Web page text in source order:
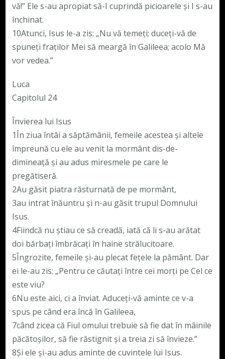
vă!” Ele s-au apropiat să-I cuprindă picioarele şi I s-au
închinat.
10Atunci, Isus le-a zis: „Nu vă temeţi; duceţi-vă de
spuneţi fraţilor Mei să meargă în Galileea; acolo Mă
vor vedea.”
Luca
Capitolul 24
Învierea lui Isus
1În ziua întâi a săptămânii, femeile acestea şi altele
împreună cu ele au venit la mormânt dis-de-
dimineaţă şi au adus miresmele pe care le
pregătiseră.
2Au găsit piatra răsturnată de pe mormânt,
3au intrat înăuntru şi n-au găsit trupul Domnului
Isus.
4Fiindcă nu ştiau ce să creadă, iată că li s-au arătat
doi bărbaţi îmbrăcaţi în haine strălucitoare.
5Îngrozite, femeile şi-au plecat feţele la pământ. Dar
ei le-au zis: „Pentru ce căutaţi între cei morţi pe Cel ce
este viu?
6Nu este aici, ci a înviat. Aduceţi-vă aminte ce v-a
spus pe când era încă în Galileea,
7când zicea că Fiul omului trebuie să fie dat în mâinile
păcătoşilor, să fie răstignit şi a treia zi să învieze.”
8Şi ele şi-au adus aminte de cuvintele lui Isus.